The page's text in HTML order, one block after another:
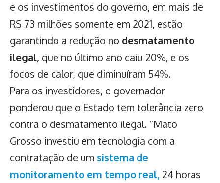
e os investimentos do governo, em mais de
R$ 73 milhões somente em 2021, estão
garantindo a redução no desmatamento
ilegal, que no último ano caiu 20%, e os
focos de calor, que diminuíram 54%.
Para os investidores, o governador
ponderou que o Estado tem tolerância zero
contra o desmatamento ilegal. “Mato
Grosso investiu em tecnologia com a
contratação de um sistema de
monitoramento em tempo real, 24 horas